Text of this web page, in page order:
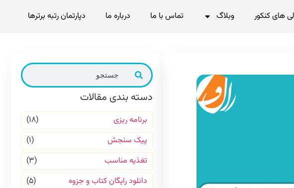
های کنکور وبلاگ تماس با ما درباره ما دپارتمان رتبه برترها
دسته بندی مقالات
برنامه ریزی
(۱۸)
پیک سنجش
(۱)
تغذیه مناسب
(۳)
دانلود رایگان کتاب و جزوه
(۵)